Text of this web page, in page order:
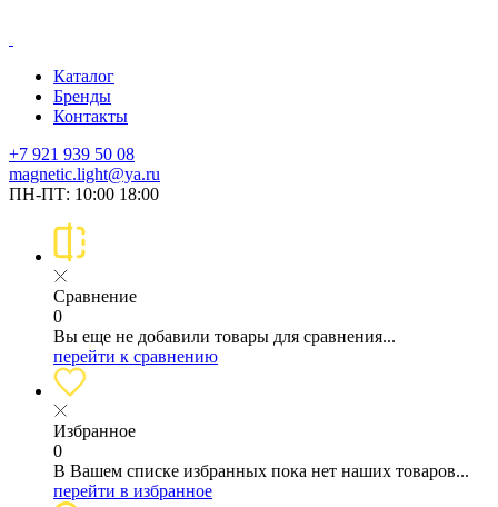
Каталог
Бренды
Контакты
+7 921 939 50 08
magnetic.light@ya.ru
ПН-ПТ: 10:00 18:00
Сравнение
0
Вы еще не добавили товары для сравнения...
перейти к сравнению
Избранное
0
В Вашем списке избранных пока нет наших товаров...
перейти в избранное